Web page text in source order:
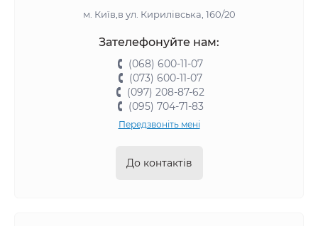
м. Київ,в ул. Кирилівська, 160/20
Зателефонуйте нам:
(068) 600-11-07
(073) 600-11-07
(097) 208-87-62
(095) 704-71-83
Передзвоніть мені
До контактів